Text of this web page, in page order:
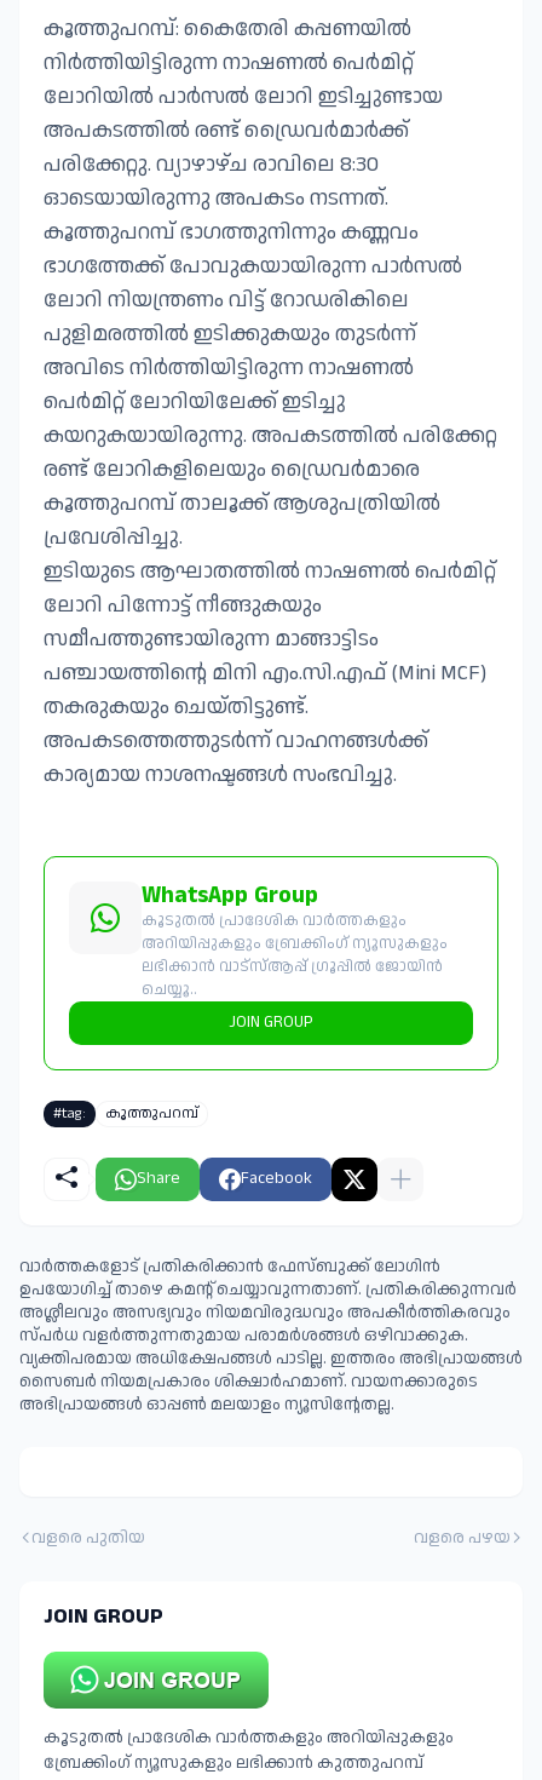
കൂത്തുപറമ്പ്: കൈതേരി കപ്പണയിൽ
നിർത്തിയിട്ടിരുന്ന നാഷണൽ പെർമിറ്റ്
ലോറിയിൽ പാർസൽ ലോറി ഇടിച്ചുണ്ടായ
അപകടത്തിൽ രണ്ട് ഡ്രൈവർമാർക്ക്
പരിക്കേറ്റു. വ്യാഴാഴ്ച രാവിലെ 8:30
ഓടെയായിരുന്നു അപകടം നടന്നത്.
കൂത്തുപറമ്പ് ഭാഗത്തുനിന്നും കണ്ണവം
ഭാഗത്തേക്ക് പോവുകയായിരുന്ന പാർസൽ
ലോറി നിയന്ത്രണം വിട്ട് റോഡരികിലെ
പുളിമരത്തിൽ ഇടിക്കുകയും തുടർന്ന്
അവിടെ നിർത്തിയിട്ടിരുന്ന നാഷണൽ
പെർമിറ്റ് ലോറിയിലേക്ക് ഇടിച്ചു
കയറുകയായിരുന്നു. അപകടത്തിൽ പരിക്കേറ്റ
രണ്ട് ലോറികളിലെയും ഡ്രൈവർമാരെ
കൂത്തുപറമ്പ് താലൂക്ക് ആശുപത്രിയിൽ
പ്രവേശിപ്പിച്ചു.
ഇടിയുടെ ആഘാതത്തിൽ നാഷണൽ പെർമിറ്റ്
ലോറി പിന്നോട്ട് നീങ്ങുകയും
സമീപത്തുണ്ടായിരുന്ന മാങ്ങാട്ടിടം
പഞ്ചായത്തിന്റെ മിനി എം.സി.എഫ് (Mini MCF)
തകരുകയും ചെയ്തിട്ടുണ്ട്.
അപകടത്തെത്തുടർന്ന് വാഹനങ്ങൾക്ക്
കാര്യമായ നാശനഷ്ടങ്ങൾ സംഭവിച്ചു.
WhatsApp Group
കൂടുതൽ പ്രാദേശിക വാർത്തകളും
അറിയിപ്പുകളും ബ്രേക്കിംഗ് ന്യൂസുകളും
ലഭിക്കാൻ വാട്സ്ആപ്പ് ഗ്രൂപ്പിൽ ജോയിൻ
ചെയ്യൂ..
JOIN GROUP
#tag: കൂത്തുപറമ്പ്
Share Facebook
വാർത്തകളോട് പ്രതികരിക്കാൻ ഫേസ്ബുക്ക് ലോഗിൻ
ഉപയോഗിച്ച് താഴെ കമന്റ് ചെയ്യാവുന്നതാണ്. പ്രതികരിക്കുന്നവര്‍
അശ്ലീലവും അസഭ്യവും നിയമവിരുദ്ധവും അപകീര്‍ത്തികരവും
സ്പര്‍ധ വളര്‍ത്തുന്നതുമായ പരാമര്‍ശങ്ങള്‍ ഒഴിവാക്കുക.
വ്യക്തിപരമായ അധിക്ഷേപങ്ങള്‍ പാടില്ല. ഇത്തരം അഭിപ്രായങ്ങള്‍
സൈബര്‍ നിയമപ്രകാരം ശിക്ഷാര്‍ഹമാണ്. വായനക്കാരുടെ
അഭിപ്രായങ്ങള്‍ ഓപ്പൺ മലയാളം ന്യൂസിന്റേതല്ല.
വളരെ പുതിയ വളരെ പഴയ
JOIN GROUP
കൂടുതൽ പ്രാദേശിക വാർത്തകളും അറിയിപ്പുകളും
ബ്രേക്കിംഗ് ന്യൂസുകളും ലഭിക്കാൻ കുത്തുപറമ്പ്